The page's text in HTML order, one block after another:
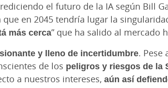
el futuro de la IA según Bill
que en 2045 tendría lugar la
más cerca” que ha salido al mercado
y lleno de incertidumbre. Pese
de los peligros y riesgos de la
a nuestros intereses, aún así